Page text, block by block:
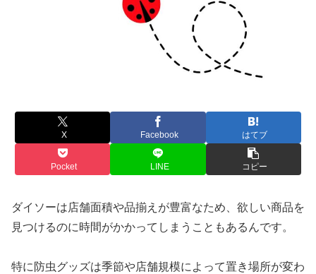
X Facebook はてブ
Pocket LINE コピー
ダイソーは店舗面積や品揃えが豊富なため、欲しい商品を
見つけるのに時間がかかってしまうこともあるんです。
特に防虫グッズは季節や店舗規模によって置き場所が変わ